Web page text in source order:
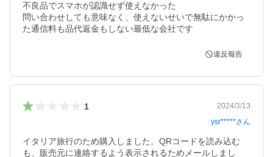
不良品でスマホが認識せず使えなかった
問い合わせしても意味なく、使えないせいで無駄にかかっ
た通信料も品代返金もしない最低な会社です
違反報告
1
2024/3/13
ysr*****さん
イタリア旅行のため購入しました。QRコードを読み込む
も、販売元に連絡するよう表示されるためメールしまし